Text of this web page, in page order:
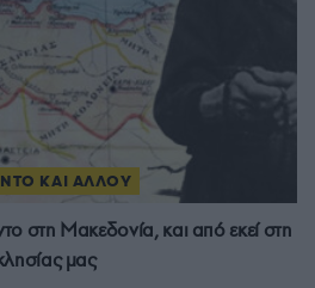
ΚΑΙ ΑΛΛΟΥ
στη Μακεδονία, και από εκεί στη
μας